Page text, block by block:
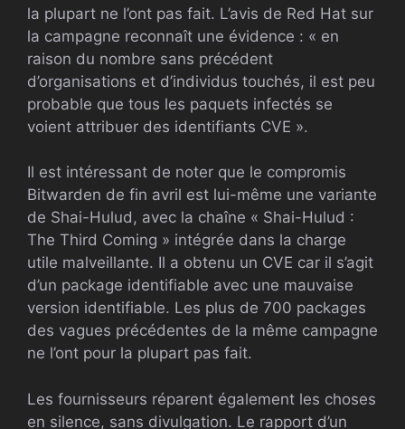
la plupart ne l’ont pas fait. L’avis de Red Hat sur
la campagne reconnaît une évidence : « en
raison du nombre sans précédent
d’organisations et d’individus touchés, il est peu
probable que tous les paquets infectés se
voient attribuer des identifiants CVE ».
Il est intéressant de noter que le compromis
Bitwarden de fin avril est lui-même une variante
de Shai-Hulud, avec la chaîne « Shai-Hulud :
The Third Coming » intégrée dans la charge
utile malveillante. Il a obtenu un CVE car il s’agit
d’un package identifiable avec une mauvaise
version identifiable. Les plus de 700 packages
des vagues précédentes de la même campagne
ne l’ont pour la plupart pas fait.
Les fournisseurs réparent également les choses
en silence, sans divulgation. Le rapport d’un